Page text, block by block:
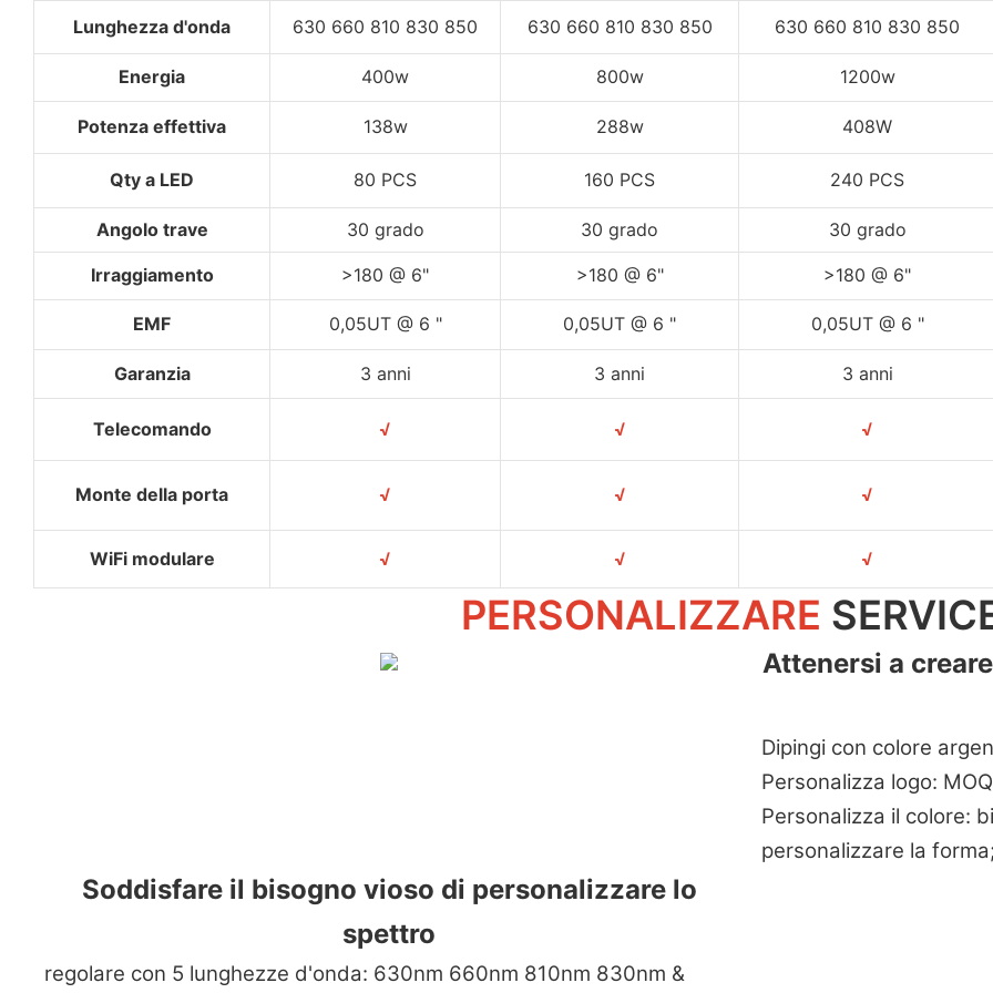
Lunghezza d'onda 630 660 810 830 850 630 660 810 830 850 630 660 810 830 850
Energia 400w 800w 1200w
Potenza effettiva 138w 288w 408W
Qty a LED 80 PCS 160 PCS 240 PCS
Angolo trave 30 grado 30 grado 30 grado
Irraggiamento >180 @ 6" >180 @ 6" >180 @ 6"
EMF 0,05UT @ 6 " 0,05UT @ 6 " 0,05UT @ 6 "
Garanzia 3 anni 3 anni 3 anni
Telecomando √ √ √
Monte della porta √ √ √
WiFi modulare √ √ √
PERSONALIZZARE
Attenersi a
Dipingi con colore
Personalizza logo:
Personalizza il colore:
personalizzare la
Soddisfare il bisogno vioso di personalizzare lo
spettro
regolare con 5 lunghezze d'onda: 630nm 660nm 810nm 830nm &